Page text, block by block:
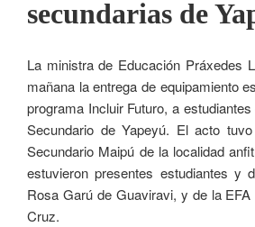
secundarias de
La ministra de Educación Práxedes
mañana la entrega de equipamiento
programa Incluir Futuro, a
Secundario de Yapeyú. El acto
Secundario Maipú de la localidad
estuvieron presentes estudiantes y
Rosa Garú de Guaviravi, y de la
Cruz.